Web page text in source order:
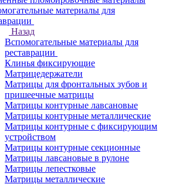
материалы для
Назад
Вспомогательные материалы для
реставрации
Клинья фиксирующие
Матрицедержатели
Матрицы для фронтальных зубов и
пришеечные матрицы
Матрицы контурные лавсановые
Матрицы контурные металлические
Матрицы контурные с фиксирующим
устройством
Матрицы контурные секционные
Матрицы лавсановые в рулоне
Матрицы лепестковые
Матрицы металлические